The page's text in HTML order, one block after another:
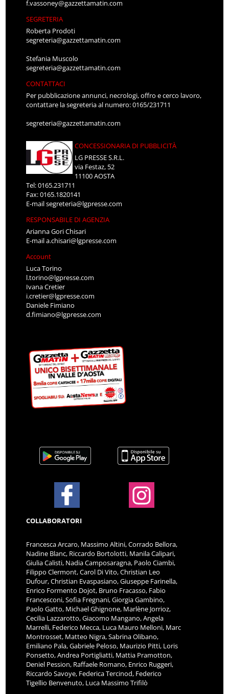
f.vassoney@gazzettamatin.com
SEGRETERIA
Roberta Prodoti
segreteria@gazzettamatin.com
Stefania Muscolo
segreteria@gazzettamatin.com
CONTATTACI
Per pubblicazione annunci, necrologi, offro e cerco lavoro,
contattare la segreteria al numero: 0165/231711
segreteria@gazzettamatin.com
CONCESSIONARIA DI PUBBLICITÀ
LG PRESSE S.R.L.
via Festaz, 52
11100 AOSTA
Tel: 0165.231711
Fax: 0165.1820141
E-mailsegreteria@lgpresse.com
RESPONSABILE DI AGENZIA
Arianna Gori Chisari
E-maila.chisari@lgpresse.com
Account
Luca Torino
l.torino@lgpresse.com
Ivana Cretier
i.cretier@lgpresse.com
Daniele Fimiano
d.fimiano@lgpresse.com
COLLABORATORI
Francesca Arcaro, Massimo Altini, Corrado Bellora,
Nadine Blanc, Riccardo Bortolotti, Manila Calipari,
Giulia Calisti, Nadia Camposaragna, Paolo Ciambi,
Filippo Clermont, Carol Di Vito, Christian Leo
Dufour, Christian Evaspasiano, Giuseppe Farinella,
Enrico Formento Dojot, Bruno Fracasso, Fabio
Francesconi, Sofia Fregnani, Giorgia Gambino,
Paolo Gatto, Michael Ghignone, Marlène Jorrioz,
Cecilia Lazzarotto, Giacomo Mangano, Angela
Marrelli, Federico Mecca, Luca Mauro Melloni, Marc
Montrosset, Matteo Nigra, Sabrina Olibano,
Emiliano Pala, Gabriele Peloso, Maurizio Pitti, Loris
Ponsetto, Andrea Portigliatti, Mattia Pramotton,
Deniel Pession, Raffaele Romano, Enrico Ruggeri,
Riccardo Savoye, Federica Tercinod, Federico
Tigellio Benvenuto, Luca Massimo Trifilò